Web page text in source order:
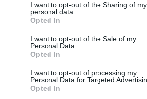
I want to opt-out of the Sharing of my
personal data.
Opted In
I want to opt-out of the Sale of my
Personal Data.
Opted In
I want to opt-out of processing my
Personal Data for Targeted
Opted In
Populaires
Médicament retiré en urgence pour risques
Ce cancer mortel explose chez les personnes